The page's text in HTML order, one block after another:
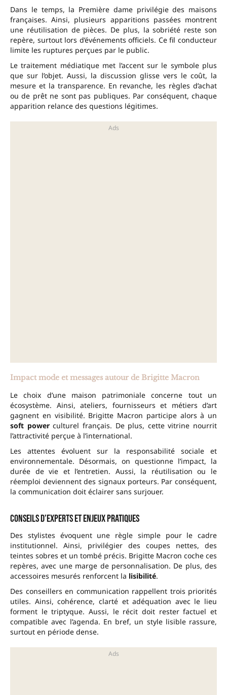
Dans le temps, la Première dame privilégie des maisons
françaises. Ainsi, plusieurs apparitions passées montrent
une réutilisation de pièces. De plus, la sobriété reste son
repère, surtout lors d’événements officiels. Ce fil conducteur
limite les ruptures perçues par le public.
Le traitement médiatique met l’accent sur le symbole plus
que sur l’objet. Aussi, la discussion glisse vers le coût, la
mesure et la transparence. En revanche, les règles d’achat
ou de prêt ne sont pas publiques. Par conséquent, chaque
apparition relance des questions légitimes.
Impact mode et messages autour de Brigitte Macron
Le choix d’une maison patrimoniale concerne tout un
écosystème. Ainsi, ateliers, fournisseurs et métiers d’art
gagnent en visibilité. Brigitte Macron participe alors à un
soft powerculturel français. De plus, cette vitrine nourrit
l’attractivité perçue à l’international.
Les attentes évoluent sur la responsabilité sociale et
environnementale. Désormais, on questionne l’impact, la
durée de vie et l’entretien. Aussi, la réutilisation ou le
réemploi deviennent des signaux porteurs. Par conséquent,
la communication doit éclairer sans surjouer.
Conseils d’experts et enjeux pratiques
Des stylistes évoquent une règle simple pour le cadre
institutionnel. Ainsi, privilégier des coupes nettes, des
teintes sobres et un tombé précis. Brigitte Macron coche ces
repères, avec une marge de personnalisation. De plus, des
accessoires mesurés renforcent la lisibilité.
Des conseillers en communication rappellent trois priorités
utiles. Ainsi, cohérence, clarté et adéquation avec le lieu
forment le triptyque. Aussi, le récit doit rester factuel et
compatible avec l’agenda. En bref, un style lisible rassure,
surtout en période dense.